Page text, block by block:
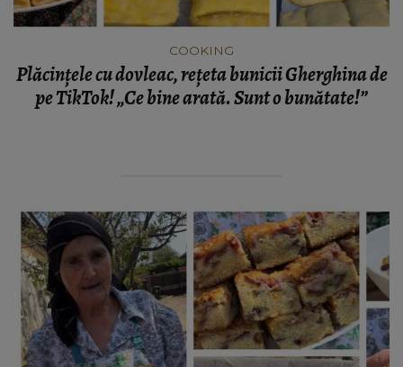
COOKING
Plăcințele cu dovleac, rețeta bunicii Gherghina de
pe TikTok! „Ce bine arată. Sunt o bunătate!”